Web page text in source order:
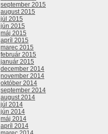
september 2015
august 2015
júl 2015
jún 2015
máj 2015
apríl 2015
marec 2015
február 2015
január 2015
december 2014
november 2014
október 2014
september 2014
august 2014
júl 2014
jún 2014
máj 2014
apríl 2014